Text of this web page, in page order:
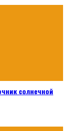
солнечной